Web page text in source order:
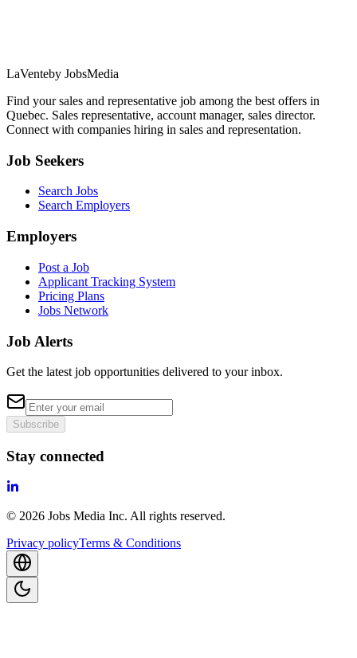
LaVenteby JobsMedia
Find your sales and representative job among the best offers in
Quebec. Sales representative, account manager, sales director.
Connect with companies hiring in sales and representation.
Job Seekers
Search Jobs
Search Employers
Employers
Post a Job
Applicant Tracking System
Pricing Plans
Jobs Network
Job Alerts
Get the latest job opportunities delivered to your inbox.
Subscribe
Stay connected
© 2026 Jobs Media Inc. All rights reserved.
Privacy policyTerms & Conditions